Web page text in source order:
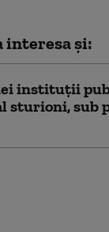
interesa și:
instituții
sturioni, sub